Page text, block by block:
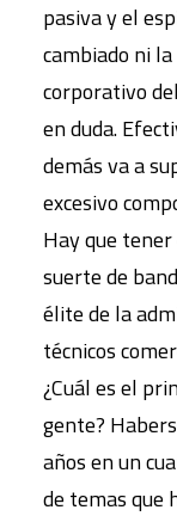
pasiva y el
cambiado ni la
corporativo
en duda.
demás va a
excesivo
Hay que
suerte de
élite de la
técnicos
¿Cuál es el
gente?
años en un
de temas que